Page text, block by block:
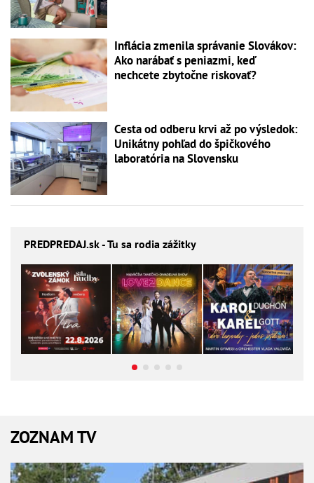
Inflácia zmenila správanie Slovákov:
Ako narábať s peniazmi, keď
nechcete zbytočne riskovať?
Cesta od odberu krvi až po výsledok:
Unikátny pohľad do špičkového
laboratória na Slovensku
PREDPREDAJ.sk - Tu sa rodia zážitky
ZOZNAM TV